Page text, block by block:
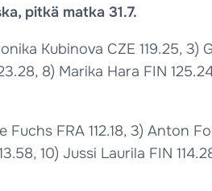
pitkä matka 31.7.
Kubinova CZE 119.25,
8) Marika Hara FIN
FRA 112.18, 3) Anton
10) Jussi Laurila FIN